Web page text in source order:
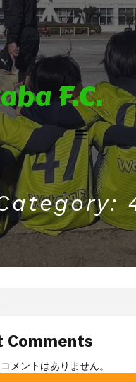
F.C.
Comments
メントはありません。